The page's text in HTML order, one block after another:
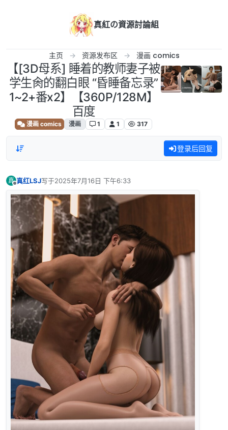
真紅の資源討論組
主页 资源发布区 漫画 comics
【[3D母系] 睡着的教师妻子被
学生肏的翻白眼 “昏睡备忘录”
1~2+番x2】【360P/128M】
百度
漫画 comics 漫画 1 1 317
登录后回复
真 真红LSJ写于2025年7月16日 下午6:33
最后由 编辑